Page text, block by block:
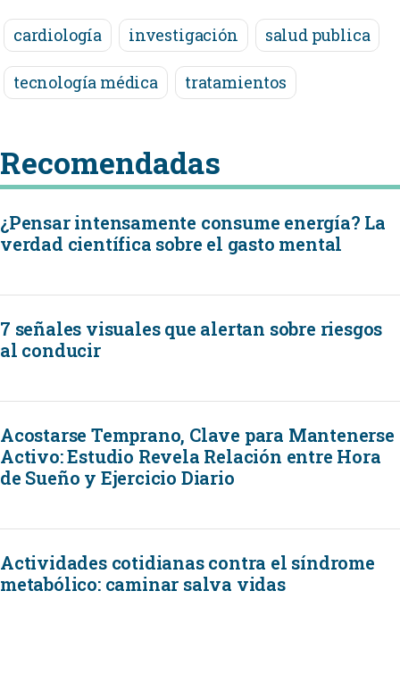
cardiología investigación salud publica
tecnología médica tratamientos
Recomendadas
¿Pensar intensamente consume energía? La
verdad científica sobre el gasto mental
7 señales visuales que alertan sobre riesgos
al conducir
Acostarse Temprano, Clave para Mantenerse
Activo: Estudio Revela Relación entre Hora
de Sueño y Ejercicio Diario
Actividades cotidianas contra el síndrome
metabólico: caminar salva vidas